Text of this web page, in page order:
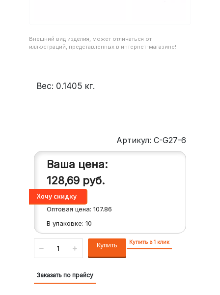
Внешний вид изделия, может отличаться от
иллюстраций, представленных в интернет-магазине!
Вес: 0.1405 кг.
Артикул: C-G27-6
Ваша цена:
128,69 руб.
Оптовая цена: 107.86
В упаковке: 10
Купить Купить в 1 клик
Заказать по прайсу